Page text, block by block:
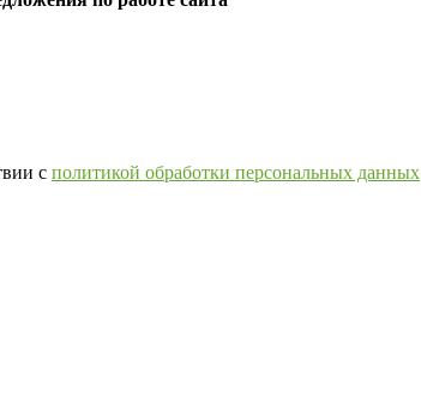
с политикой обработки персональных данных